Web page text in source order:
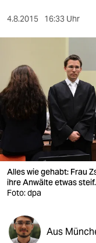
sport
berlin
nord
wahrheit
verlag
veranstaltungen
fragen & hilfe
4.8.2015 16:33 Uhr
Alles wie gehabt: Frau
ihre Anwälte etwas steif.
Foto: dpa
Aus